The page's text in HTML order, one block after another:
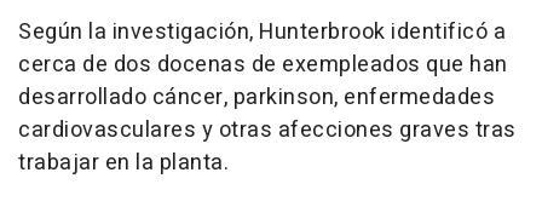
Según la investigación, Hunterbrook identificó a
cerca de dos docenas de exempleados que han
desarrollado cáncer, parkinson, enfermedades
cardiovasculares y otras afecciones graves tras
trabajar en la planta.